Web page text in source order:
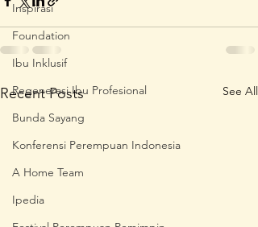
Inspirasi
Foundation
Ibu Inklusif
Regenerasi Ibu Profesional
Bunda Sayang
Konferensi Perempuan Indonesia
A Home Team
Ipedia
Recent Posts See All